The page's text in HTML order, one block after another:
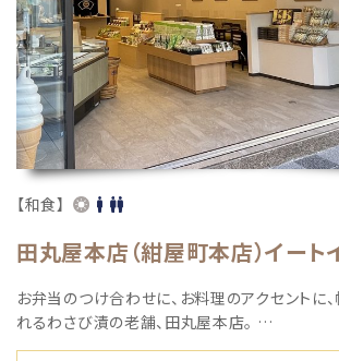
【和食】
田丸屋本店（紺屋町本店）イート
お弁当のつけ合わせに、お料理のアクセントに
れるわさび漬の老舗、田丸屋本店。 …